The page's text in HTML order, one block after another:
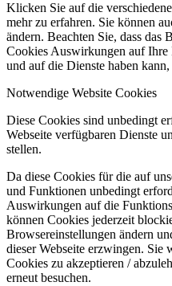
Klicken Sie auf die
mehr zu erfahren. Sie können
ändern. Beachten Sie, dass das
Cookies Auswirkungen auf Ihre
und auf die Dienste haben
Notwendige Website Cookies
Diese Cookies sind unbedingt
Webseite verfügbaren Dienste
stellen.
Da diese Cookies für die auf
und Funktionen unbedingt
Auswirkungen auf die
können Cookies jederzeit
Browsereinstellungen ändern
dieser Webseite erzwingen. Sie
Cookies zu akzeptieren /
erneut besuchen.